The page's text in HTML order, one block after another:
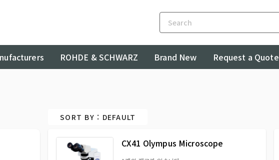
ROHDE & SCHWARZ Brand New Request a Quote
SORT BY : DEFAULT
CX41 Olympus Microscope